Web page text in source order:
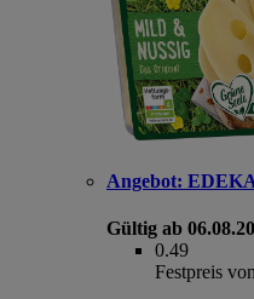
Angebot:
Gültig ab
0.49
Festpreis